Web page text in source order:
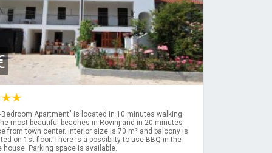
Bedroom Apartment" is located in 10 minutes walking
most beautiful beaches in Rovinj and in 20 minutes
from town center. Interior size is 70 m² and balcony is
on 1st floor. There is a possibilty to use BBQ in the
Parking space is available.